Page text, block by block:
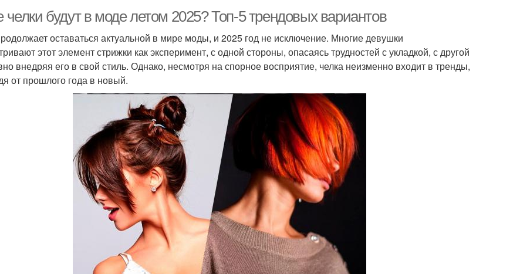
челки будут в моде летом 2025? Топ-5 трендовых вариантов
оставаться актуальной в мире моды, и 2025 год не исключение. Многие девушки
этот элемент стрижки как эксперимент, с одной стороны, опасаясь трудностей с укладкой, с другой
внедряя его в свой стиль. Однако, несмотря на спорное восприятие, челка неизменно входит в тренды,
от прошлого года в новый.